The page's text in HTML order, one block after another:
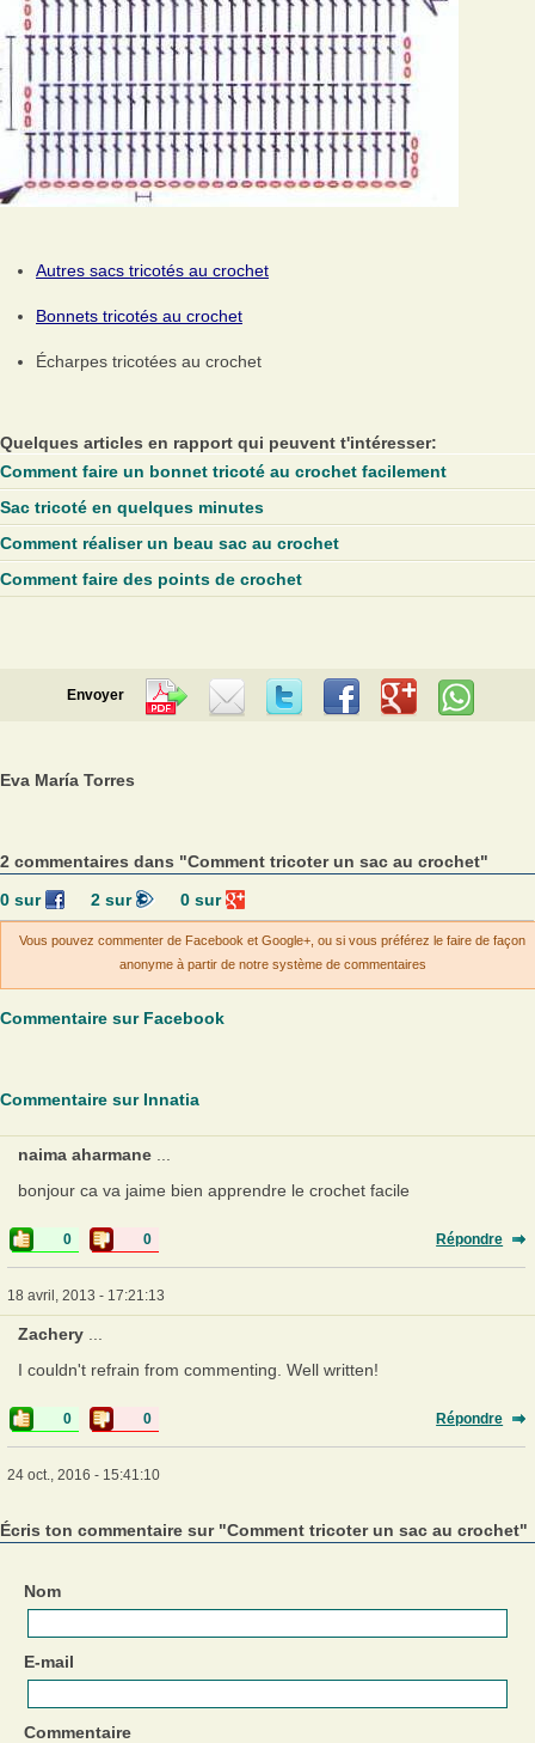
Autres sacs tricotés au crochet
Bonnets tricotés au crochet
Écharpes tricotées au crochet
Quelques articles en rapport qui peuvent t'intéresser:
Comment faire un bonnet tricoté au crochet facilement
Sac tricoté en quelques minutes
Comment réaliser un beau sac au crochet
Comment faire des points de crochet
Envoyer
Eva María Torres
2 commentaires dans "Comment tricoter un sac au crochet"
0sur 2sur 0 sur
Vous pouvez commenter de Facebook et Google+, ou si vous préférez le faire de façon
anonyme à partir de notre système de commentaires
Commentaire sur Facebook
Commentaire sur Innatia
naima aharmane
bonjour ca va jaime bien apprendre le crochet facile
0 0 Répondre
18 avril, 2013 - 17:21:13
Zachery
I couldn't refrain from commenting. Well written!
0 0 Répondre
24 oct., 2016 - 15:41:10
Écris ton commentaire sur "Comment tricoter un sac au crochet"
Nom
E-mail
Commentaire